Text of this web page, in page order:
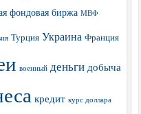
фондовая биржа МВФ
Турция Украина Франция
военный деньги добыча
кредит курс доллара